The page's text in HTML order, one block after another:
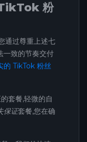
粉
通过尊重上述七
一致的节奏交付
的 TikTok 粉丝
套餐,轻微的自
保证套餐,您在确